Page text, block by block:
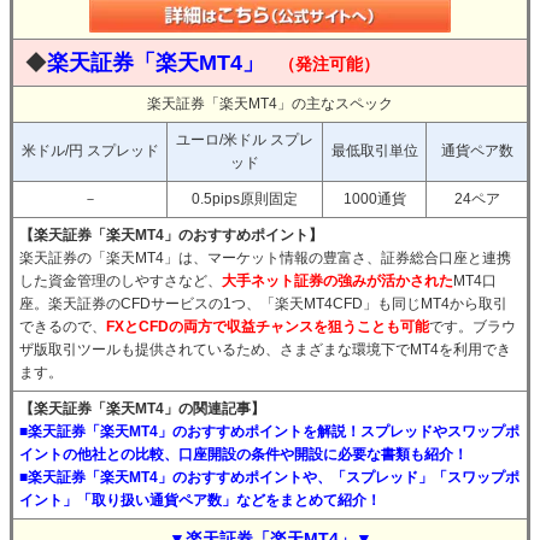
◆楽天証券「楽天MT4」 （発注可能）
楽天証券「楽天MT4」の主なスペック
米ドル/円 スプレッド
ユーロ/米ドル スプレ
ッド
最低取引単位 通貨ペア数
－ 0.5pips原則固定 1000通貨 24ペア
【楽天証券「楽天MT4」のおすすめポイント】
楽天証券の「楽天MT4」は、マーケット情報の豊富さ、証券総合口座と連携
した資金管理のしやすさなど、 大手ネット証券の強みが活かされた MT4口
座。楽天証券のCFDサービスの1つ、「楽天MT4CFD」も同じMT4から取引
できるので、
FXとCFDの両方で収益チャンスを狙うことも可能です。ブラウ
ザ版取引ツールも提供されているため、さまざまな環境下でMT4を利用でき
ます。
【楽天証券「楽天MT4」の関連記事】
■楽天証券「楽天MT4」のおすすめポイントを解説！スプレッドやスワップポ
イントの他社との比較、口座開設の条件や開設に必要な書類も紹介！
■楽天証券「楽天MT4」のおすすめポイントや、「スプレッド」「スワップポ
イント」「取り扱い通貨ペア数」などをまとめて紹介！